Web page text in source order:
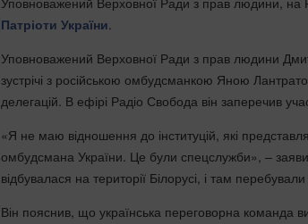
Патріоти України
Уповноважений Верховної Ради з прав людини
зустрічі з російською омбудсманкою Яною
делегацій. В ефірі Радіо Свобода він заперечив
«Я не маю відношення до інституцій, які
омбудсмана України. Це були спецслужби», –
відбувалася на території Білорусі, і там
Він пояснив, що українська переговорна команда